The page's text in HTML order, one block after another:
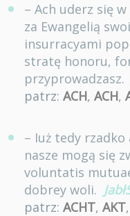
– Ach uderz się
za Ewangelią
insurracyami
stratę honoru,
przyprowadzasz.
patrz: ACH, ACH,
– Iuż tedy
nasze mogą się
voluntatis
dobrey woli.
patrz: ACHT, AKT,